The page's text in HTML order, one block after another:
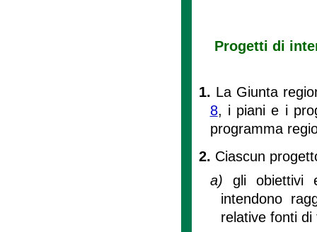
Progetti di
1. La Giunta
8, i piani e i
programma
2. Ciascun
a) gli obiettivi
intendono
relative fonti